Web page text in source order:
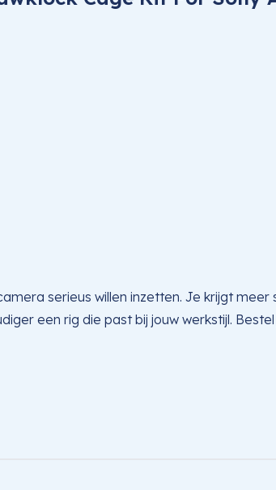
serieus willen inzetten. Je krijgt
een rig die past bij jouw werkstijl.